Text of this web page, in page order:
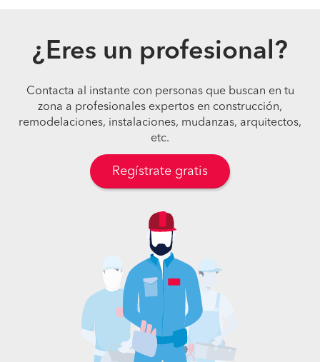
¿Eres un profesional?
Contacta al instante con personas que buscan en tu
zona a profesionales expertos en construcción,
remodelaciones, instalaciones, mudanzas, arquitectos,
etc.
Regístrate gratis